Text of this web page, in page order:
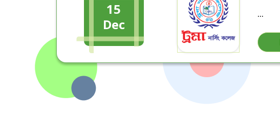
15
Dec
...